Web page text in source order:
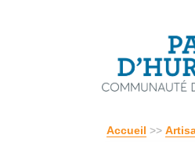
Accueil >>